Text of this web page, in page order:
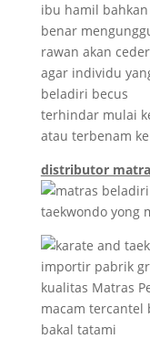
ibu hamil
benar
rawan akan
agar individu
beladiri becus
terhindar mulai
atau terbenam
distributor
kualitas Matras
macam tercantel
bakal tatami